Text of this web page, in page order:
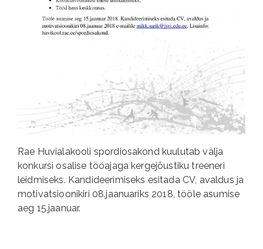
Rae Huvialakooli spordiosakond kuulutab välja
konkursi osalise tööajaga kergejõustiku treeneri
leidmiseks. Kandideerimiseks esitada CV, avaldus ja
motivatsioonikiri 08.jaanuariks 2018, tööle asumise
aeg 15.jaanuar.